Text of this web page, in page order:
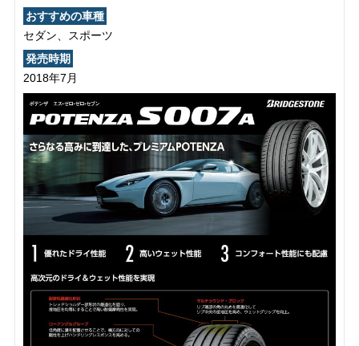
おすすめの車種
セダン、スポーツ
発売時期
2018年7月